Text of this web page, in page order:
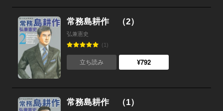
常務島耕作 （2）
弘兼憲史
(1)
立ち読み ¥792
常務島耕作 （1）